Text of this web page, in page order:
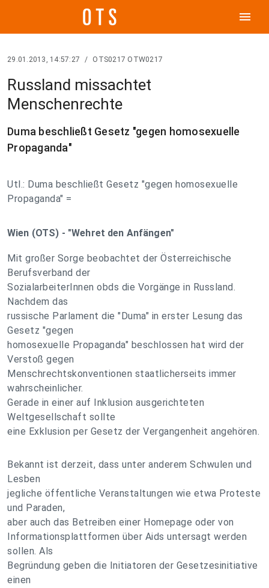
menu
29.01.2013, 14:57:27 / OTS0217 OTW0217
Russland missachtet
Menschenrechte
Duma beschließt Gesetz "gegen homosexuelle
Propaganda"
Utl.: Duma beschließt Gesetz "gegen homosexuelle
Propaganda" =
Wien (OTS) - "Wehret den Anfängen"
Mit großer Sorge beobachtet der Österreichische
Berufsverband der
SozialarbeiterInnen obds die Vorgänge in Russland.
Nachdem das
russische Parlament die "Duma" in erster Lesung das
Gesetz "gegen
homosexuelle Propaganda" beschlossen hat wird der
Verstoß gegen
Menschrechtskonventionen staatlicherseits immer
wahrscheinlicher.
Gerade in einer auf Inklusion ausgerichteten
Weltgesellschaft sollte
eine Exklusion per Gesetz der Vergangenheit angehören.
Bekannt ist derzeit, dass unter anderem Schwulen und
Lesben
jegliche öffentliche Veranstaltungen wie etwa Proteste
und Paraden,
aber auch das Betreiben einer Homepage oder von
Informationsplattformen über Aids untersagt werden
sollen. Als
Begründung geben die Initiatoren der Gesetzesinitiative
einen